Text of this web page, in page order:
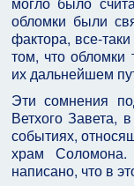
обломки были
фактора, все-
том, что
их дальнейшем
Эти сомнения
Ветхого Завета,
событиях,
храм
написано, что в